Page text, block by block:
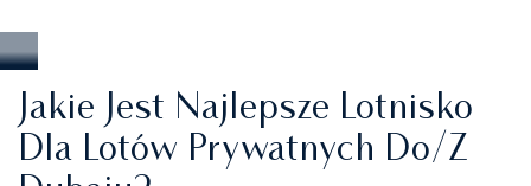
Jakie Jest Najlepsze Lotnisko
Dla Lotów Prywatnych Do/z